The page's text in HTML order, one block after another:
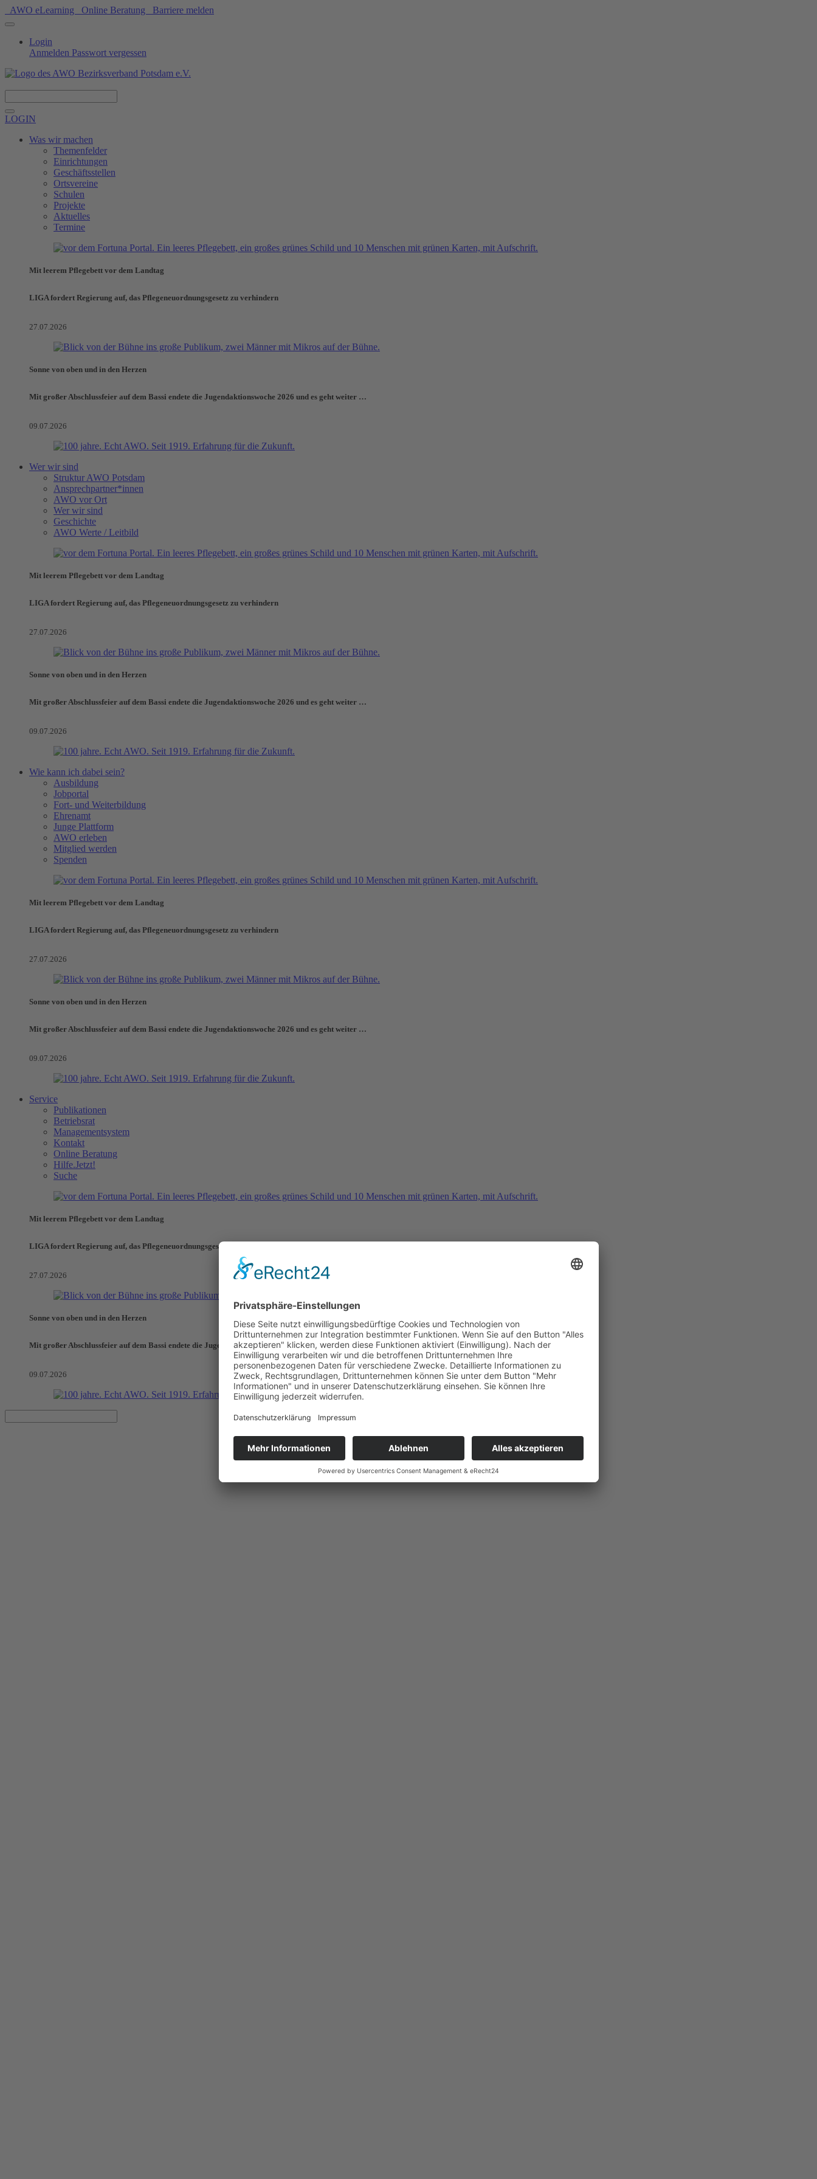
AWO eLearning Online Beratung Barriere melden
Login
Anmelden Passwort vergessen
LOGIN
Was wir machen
Themenfelder
Einrichtungen
Geschäftsstellen
Ortsvereine
Schulen
Projekte
Aktuelles
Termine
Mit leerem Pflegebett vor dem Landtag
LIGA fordert Regierung auf, das Pflegeneuordnungsgesetz zu verhindern
27.07.2026
Sonne von oben und in den Herzen
Mit großer Abschlussfeier auf dem Bassi endete die Jugendaktionswoche 2026 und es geht weiter …
09.07.2026
Wer wir sind
Struktur AWO Potsdam
Ansprechpartner*innen
AWO vor Ort
Wer wir sind
Geschichte
AWO Werte / Leitbild
Mit leerem Pflegebett vor dem Landtag
LIGA fordert Regierung auf, das Pflegeneuordnungsgesetz zu verhindern
27.07.2026
Sonne von oben und in den Herzen
Mit großer Abschlussfeier auf dem Bassi endete die Jugendaktionswoche 2026 und es geht weiter …
09.07.2026
Wie kann ich dabei sein?
Ausbildung
Jobportal
Fort- und Weiterbildung
Ehrenamt
Junge Plattform
AWO erleben
Mitglied werden
Spenden
Mit leerem Pflegebett vor dem Landtag
LIGA fordert Regierung auf, das Pflegeneuordnungsgesetz zu verhindern
27.07.2026
Sonne von oben und in den Herzen
Mit großer Abschlussfeier auf dem Bassi endete die Jugendaktionswoche 2026 und es geht weiter …
09.07.2026
Service
Publikationen
Betriebsrat
Managementsystem
Kontakt
Online Beratung
Hilfe.Jetzt!
Suche
Mit leerem Pflegebett vor dem Landtag
LIGA fordert Regierung auf, das Pflegeneuordnungsgesetz zu verhindern
27.07.2026
Sonne von oben und in den Herzen
Mit großer Abschlussfeier auf dem Bassi endete die Jugendaktionswoche 2026 und es geht weiter …
09.07.2026
Mit Schwung, Dart, Trödeln und Grillen
AWO OV Rhinow und die AWO Kids feierten den Sommer